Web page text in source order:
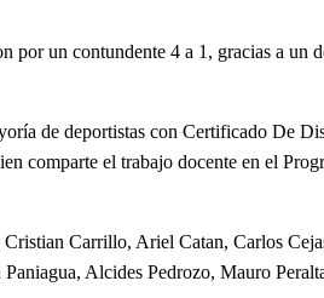
por un contundente 4 a 1, gracias a
de deportistas con Certificado De
comparte el trabajo docente en el
Carrillo, Ariel Catan, Carlos
Alcides Pedrozo, Mauro